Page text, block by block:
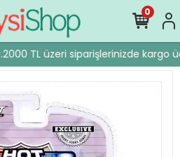
2000 TL üzeri siparişlerinizde kargo
0